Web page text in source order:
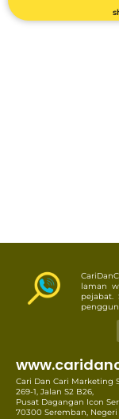
laman
Cari Dan Cari Marketing
269-1, Jalan S2 B26,
Pusat Dagangan Icon
70300 Seremban,